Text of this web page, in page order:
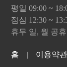
평일 09:00 ~
점심 12:30 ~
휴무 일, 월 공
홈 이용약관